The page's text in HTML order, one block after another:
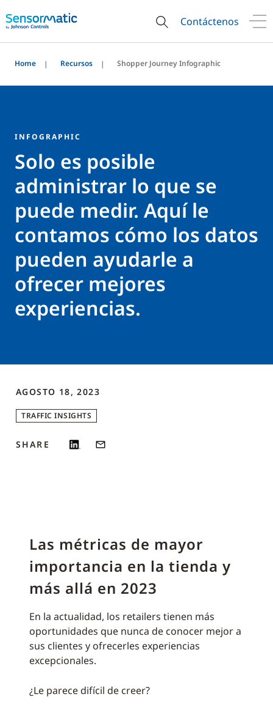
Contáctenos
Home Recursos Shopper Journey Infographic
INFOGRAPHIC
Solo es posible
administrar lo que se
puede medir. Aquí le
contamos cómo los datos
pueden ayudarle a
ofrecer mejores
experiencias.
AGOSTO 18, 2023
TRAFFIC INSIGHTS
SHARE
Las métricas de mayor
importancia en la tienda y
más allá en 2023
En la actualidad, los retailers tienen más
oportunidades que nunca de conocer mejor a
sus clientes y ofrecerles experiencias
excepcionales.
¿Le parece difícil de creer?